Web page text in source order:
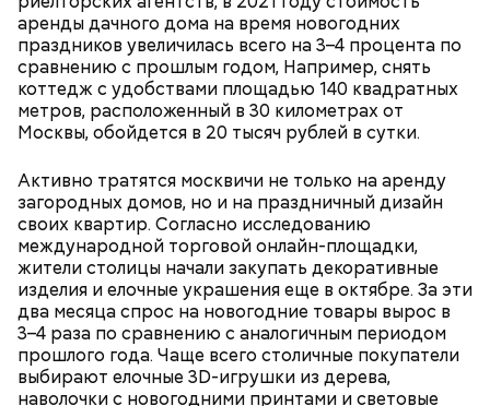
аренды дачного дома на время новогодних
праздников увеличилась всего на 3–4 процента по
сравнению с прошлым годом, Например, снять
коттедж с удобствами площадью 140 квадратных
метров, расположенный в 30 километрах от
Москвы, обойдется в 20 тысяч рублей в сутки.
Активно тратятся москвичи не только на аренду
загородных домов, но и на праздничный дизайн
своих квартир. Согласно исследованию
международной торговой онлайн-площадки,
жители столицы начали закупать декоративные
изделия и елочные украшения еще в октябре. За эти
два месяца спрос на новогодние товары вырос в
3–4 раза по сравнению с аналогичным периодом
прошлого года. Чаще всего столичные покупатели
выбирают елочные 3D-игрушки из дерева,
наволочки с новогодними принтами и световые
Однако если молния все же взорвется, то это
может привести к тому, что человек получит ожоги
или загорится помещение, предупредил эксперт.
— Встречался с теми, кто уехал раньше, так как
раньше прибывал на место. Было большое чувство
радости от встречи с однополчанами, — говорит
он.
молебны святому Николаю, а после этого сообща
накрывали большие столы и начинали веселиться.
«Для кума Никольщина бражку варит, для кумы –
пироги печет»; «На Никольщину зови друга, зови и
ворога — оба будут друзья».